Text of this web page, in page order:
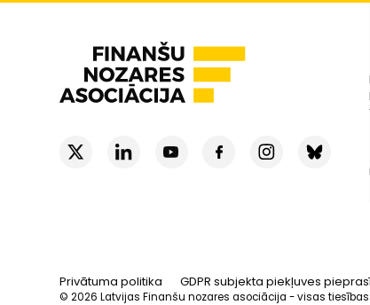
Privātuma politika GDPR subjekta piekļuves
© 2026 Latvijas Finanšu nozares asociācija - visas tiesības